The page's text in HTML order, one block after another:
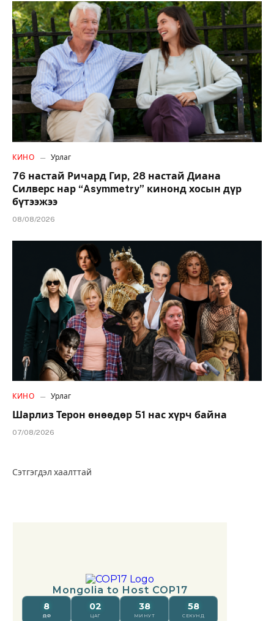
КИНО Урлаг
76 настай Ричард Гир, 28 настай Диана
Силверс нар “Asymmetry” кинонд хосын дүр
бүтээжээ
08/08/2026
КИНО Урлаг
Шарлиз Терон өнөөдөр 51 нас хүрч байна
07/08/2026
Сэтгэгдэл хаалттай